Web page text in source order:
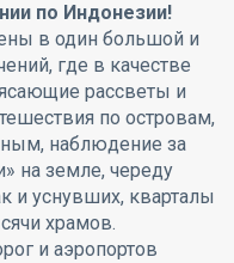
по Индонезии!
в один большой и
где в качестве
рассветы и
по островам,
наблюдение за
на земле, череду
и уснувших, кварталы
храмов.
и аэропортов